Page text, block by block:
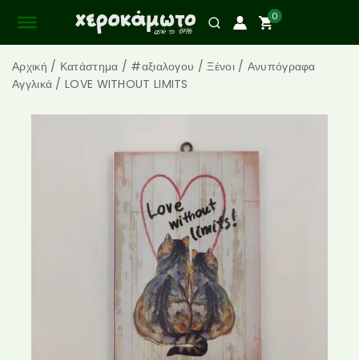
0
Αρχική / Κατάστημα / #αξιαλογου / Ξένοι / Ανυπόγραφα
Αγγλικά / LOVE WITHOUT LIMITS